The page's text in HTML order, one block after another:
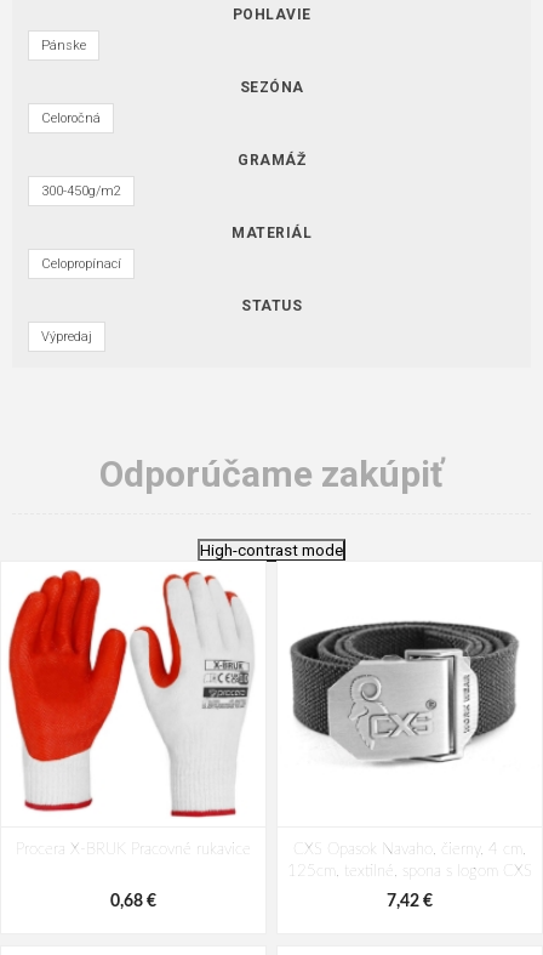
POHLAVIE
Pánske
SEZÓNA
Celoročná
GRAMÁŽ
300-450g/m2
MATERIÁL
Celopropínací
STATUS
Výpredaj
Odporúčame zakúpiť
High-contrast mode
Procera X-BRUK Pracovné rukavice
0,68 €
CXS Opasok Navaho, čierny, 4 cm,
125cm, textilné, spona s logom CXS
7,42 €